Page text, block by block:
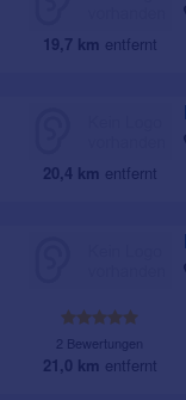
19,7 km entfernt
20,4 km entfernt
2 Bewertungen
21,0 km entfernt